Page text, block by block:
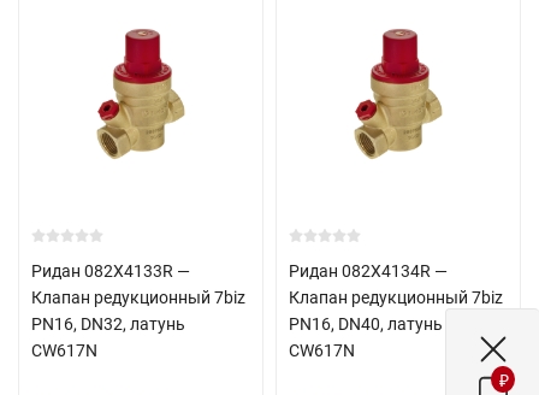
Ридан 082X4133R —
Клапан редукционный 7biz
PN16, DN32, латунь
CW617N
Ридан 082X4134R —
Клапан редукционный 7biz
PN16, DN40, латунь
CW617N
₽